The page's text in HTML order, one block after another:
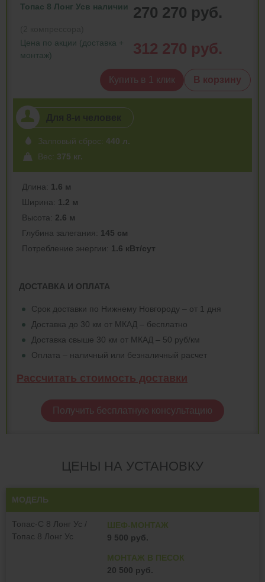
Топас 8 Лонг Усв наличии 270 270 руб.
Цена по акции (доставка +
монтаж)
312 270 руб.
Купить в 1 клик В корзину
Залповый сброс: 440 л.
Вес: 375 кг.
Длина: 1.6 м
Ширина: 1.2 м
Высота: 2.6 м
Глубина залегания: 145 см
Потреблeние энергии: 1.6 кВт/сут
ДОСТАВКА И ОПЛАТА
Срок доставки по Нижнему Новгороду – от 1 дня
Доставка до 30 км от МКАД – бесплатно
Доставка свыше 30 км от МКАД – 50 руб/км
Оплата – наличный или безналичный расчет
Рассчитать стоимость доставки
Получить бесплатную консультацию
ЦЕНЫ НА УСТАНОВКУ
МОДЕЛЬ
Топас-С 8 Лонг Ус /
Топас 8 Лонг Ус
ШЕФ-МОНТАЖ
9 500 руб.
МОНТАЖ В ПЕСОК
20 500 руб.